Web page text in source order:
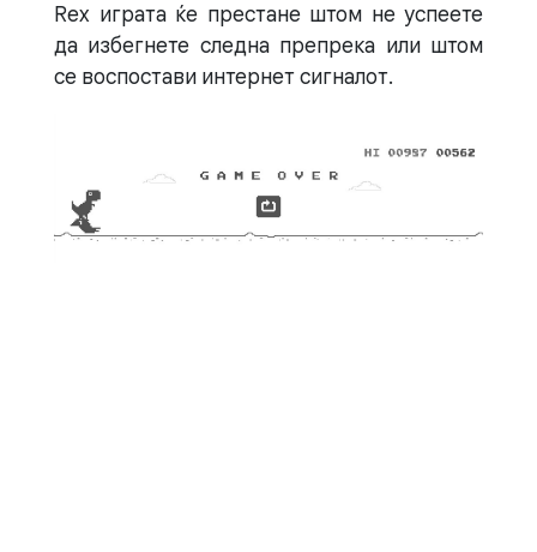
Rex играта ќе престане штом не успеете
да избегнете следна препрека или штом
се воспостави интернет сигналот.